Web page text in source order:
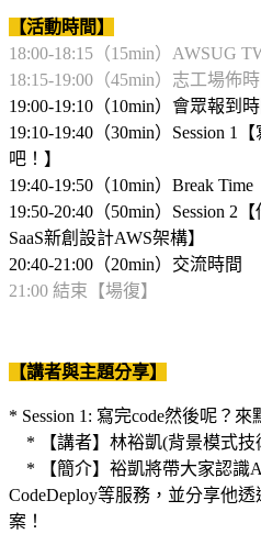
【活動時間】
18:00-18:15（15min）AWSUG
18:15-19:00（45min）志工場佈
19:00-19:10（10min）會眾報到
19:10-19:40（30min）Session 1
吧！】
19:40-19:50（10min）Break Time
19:50-20:40（50min）Session 2
SaaS新創設計AWS架構】
20:40-21:00（20min）交流時間
21:00 結束【場復】
【講者與主題分享】
* Session 1: 寫完code然後呢？來
* 【講者】林裕凱(背景模式技
* 【簡介】裕凱將帶大家認識
CodeDeploy等服務，並分享他
案！